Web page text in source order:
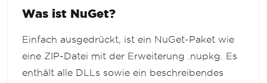
Was ist NuGet?
Einfach ausgedrückt, ist ein NuGet-Paket wie
eine ZIP-Datei mit der Erweiterung .nupkg. Es
enthält alle DLLs sowie ein beschreibendes